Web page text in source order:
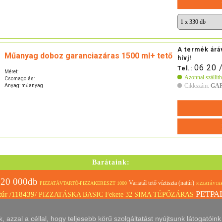
Műanyag doboz garanciazáras 1500 ml+ tető
Méret:
Csomagolás:
Anyag: műanyag
A termék
hívj!
Tel.: 06 20
Azonnal
Cikkszám:
Barátaink:
000db PIZZATÁVTARTÓ-PIZZAKERESZT 1000 Variatál tető víztiszta (natúr)
/118439/ PIZZATÁSKA BASIC Fekete 32 SIMA TÉPŐZÁRAS
425 ml-es fehér BQ szögletes tető (500-1000ml) Barna papírpohár kraft 250ml
azzal a céllal, hogy teljesebb körű szolgáltatást nyújtsunk látogatóink